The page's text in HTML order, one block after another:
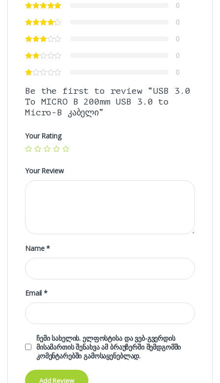
0
0
0
0
0
Be the first to review “USB 3.0
To MICRO B 200mm USB 3.0 to
Micro-B კაბელი”
Your Rating
Your Review
Name*
Email*
ჩემი სახელის. ელფოსტისა და ვებ-გვერდის
მისამართის შენახვა ამ ბრაუზერში შემდგომში
კომენტარებში გამოსაყენებლად.